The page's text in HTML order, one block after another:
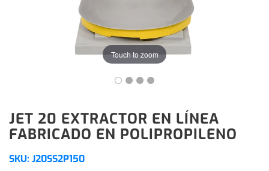
Touch to zoom
JET 20 EXTRACTOR EN LÍNEA
FABRICADO EN POLIPROPILENO
SKU: J20SS2P150